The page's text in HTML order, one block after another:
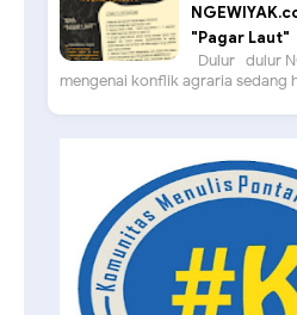
"Pagar Laut"
Dulur- dulur
mengenai konflik agraria sedang